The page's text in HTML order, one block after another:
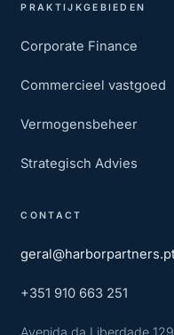
PRAKTIJKGEBIEDEN
Corporate Finance
Commercieel vastgoed
Vermogensbeheer
Strategisch Advies
CONTACT
+351 910 663 251
Avenida da Liberdade